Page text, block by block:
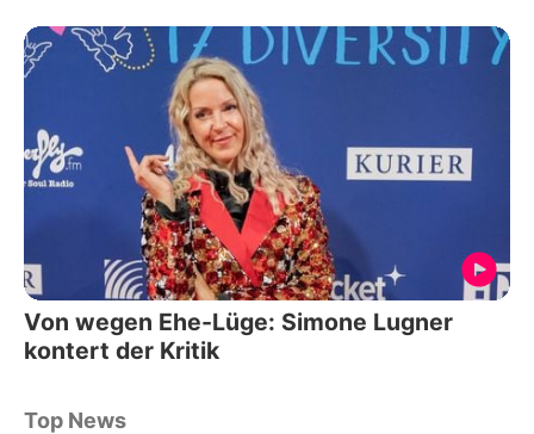
Von wegen Ehe-Lüge: Simone Lugner
kontert der Kritik
Top News